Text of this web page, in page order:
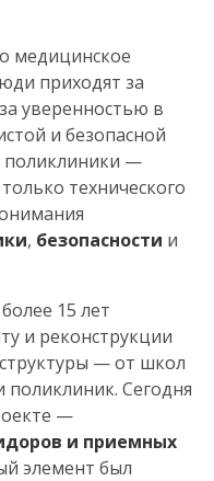
медицинское
приходят за
уверенностью в
и безопасной
поликлиники —
технического
, безопасности и
15 лет
и реконструкции
— от школ
поликлиник. Сегодня
—
и приемных
элемент был